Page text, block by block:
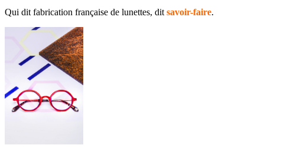
Qui dit fabrication française de lunettes, dit savoir-faire.